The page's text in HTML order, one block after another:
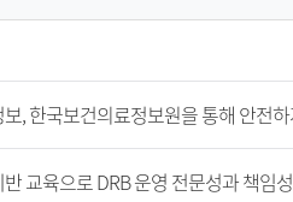
, 한국보건의료정보원을 통해 안전
교육으로 DRB 운영 전문성과 책임